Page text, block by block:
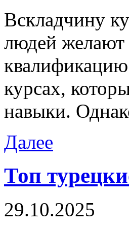
Всклaдчину
людей желают
курсах,
навыки.
Далее
Топ
29.10.2025